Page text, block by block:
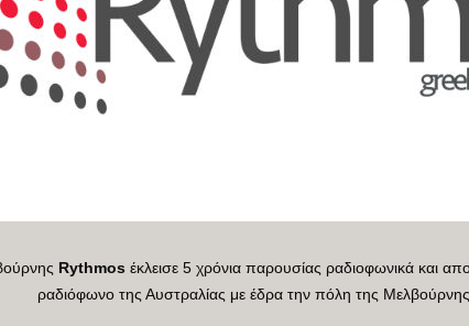
Rythmos έκλεισε 5 χρόνια παρουσίας ραδιοφωνικά και
ραδιόφωνο της Αυστραλίας με έδρα την πόλη της Μελβούρνης.